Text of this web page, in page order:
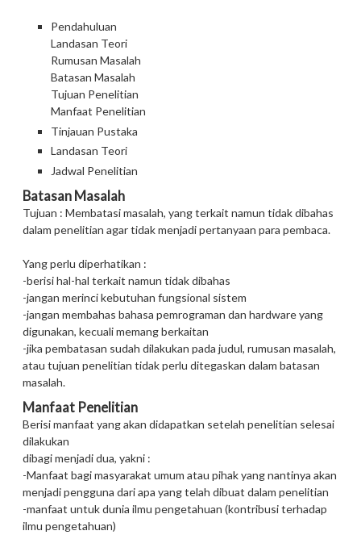
Pendahuluan
Landasan Teori
Rumusan Masalah
Batasan Masalah
Tujuan Penelitian
Manfaat Penelitian
Tinjauan Pustaka
Landasan Teori
Jadwal Penelitian
Batasan Masalah
Tujuan : Membatasi masalah, yang terkait namun tidak dibahas
dalam penelitian agar tidak menjadi pertanyaan para pembaca.
Yang perlu diperhatikan :
-berisi hal-hal terkait namun tidak dibahas
-jangan merinci kebutuhan fungsional sistem
-jangan membahas bahasa pemrograman dan hardware yang
digunakan, kecuali memang berkaitan
-jika pembatasan sudah dilakukan pada judul, rumusan masalah,
atau tujuan penelitian tidak perlu ditegaskan dalam batasan
masalah.
Manfaat Penelitian
Berisi manfaat yang akan didapatkan setelah penelitian selesai
dilakukan
dibagi menjadi dua, yakni :
-Manfaat bagi masyarakat umum atau pihak yang nantinya akan
menjadi pengguna dari apa yang telah dibuat dalam penelitian
-manfaat untuk dunia ilmu pengetahuan (kontribusi terhadap
ilmu pengetahuan)